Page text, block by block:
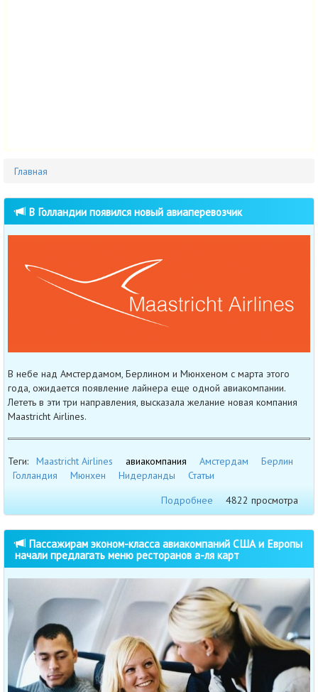
Главная
В Голландии появился новый авиаперевозчик
В небе над Амстердамом, Берлином и Мюнхеном с марта этого
года, ожидается появление лайнера еще одной авиакомпании.
Лететь в эти три направления, высказала желание новая компания
Maastricht Airlines.
Теги: Maastricht Airlines авиакомпания Амстердам
Берлин
Голландия
Мюнхен Нидерланды
Статьи
Подробнее
4822 просмотра
Пассажирам эконом-класса авиакомпаний США и Европы
начали предлагать меню ресторанов а-ля карт